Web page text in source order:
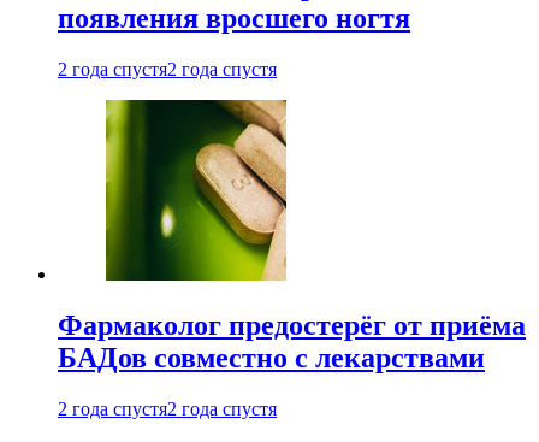
появления вросшего ногтя
2 года спустя2 года спустя
Фармаколог предостерёг от приёма
БАДов совместно с лекарствами
2 года спустя2 года спустя